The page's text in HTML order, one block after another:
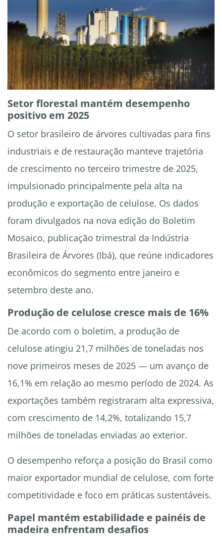
Setor florestal mantém desempenho
positivo em 2025
O setor brasileiro de árvores cultivadas para fins
industriais e de restauração manteve trajetória
de crescimento no terceiro trimestre de 2025,
impulsionado principalmente pela alta na
produção e exportação de celulose. Os dados
foram divulgados na nova edição do Boletim
Mosaico, publicação trimestral da Indústria
Brasileira de Árvores (Ibá), que reúne indicadores
econômicos do segmento entre janeiro e
setembro deste ano.
Produção de celulose cresce mais de 16%
De acordo com o boletim, a produção de
celulose atingiu 21,7 milhões de toneladas nos
nove primeiros meses de 2025 — um avanço de
16,1% em relação ao mesmo período de 2024. As
exportações também registraram alta expressiva,
com crescimento de 14,2%, totalizando 15,7
milhões de toneladas enviadas ao exterior.
O desempenho reforça a posição do Brasil como
maior exportador mundial de celulose, com forte
competitividade e foco em práticas sustentáveis.
Papel mantém estabilidade e painéis de
madeira enfrentam desafios